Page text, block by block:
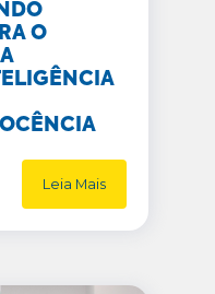
O
Leia Mais